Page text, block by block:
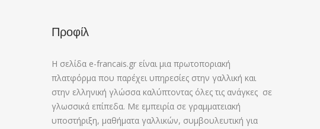
Προφίλ
Η σελίδα e-francais.gr είναι μια πρωτοποριακή
πλατφόρμα που παρέχει υπηρεσίες στην γαλλική και
στην ελληνική γλώσσα καλύπτοντας όλες τις ανάγκες σε
γλωσσικά επίπεδα. Με εμπειρία σε γραμματειακή
υποστήριξη, μαθήματα γαλλικών, συμβουλευτική για